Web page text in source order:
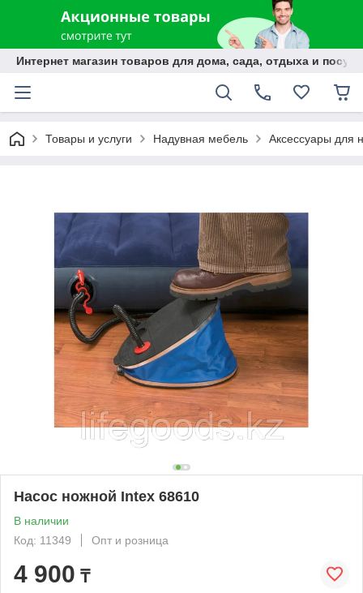
Интернет магазин товаров для дома, сада, отдыха и
Товары и услуги Надувная мебель Аксессуары для
Насос ножной Intex 68610
В наличии
Код: 11349
Опт и розница
4 900 ₸